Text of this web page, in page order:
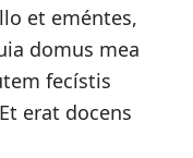
et eméntes,
domus mea
fecístis
erat docens